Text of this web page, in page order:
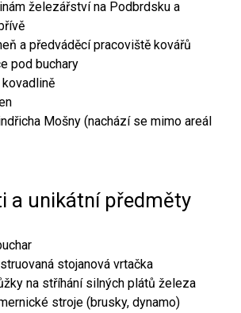
železářství na Podbrdsku a
a předváděcí pracoviště kovářů
pod buchary
Mošny (nachází se mimo areál
a unikátní předměty
stojanová vrtačka
na stříhání silných plátů železa
stroje (brusky, dynamo)